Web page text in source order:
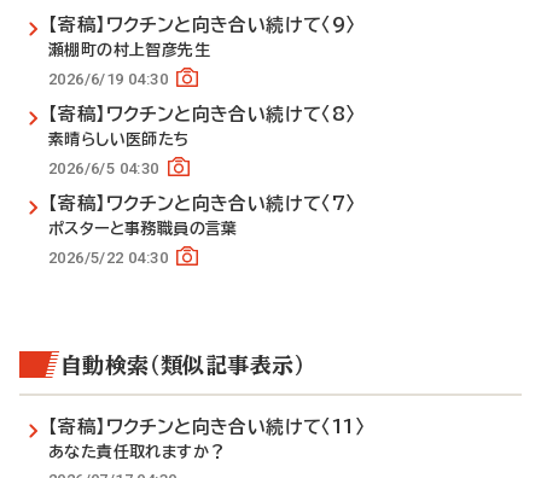
【寄稿】ワクチンと向き合い続けて〈9〉
瀬棚町の村上智彦先生
2026/6/19 04:30
【寄稿】ワクチンと向き合い続けて〈8〉
素晴らしい医師たち
2026/6/5 04:30
【寄稿】ワクチンと向き合い続けて〈7〉
ポスターと事務職員の言葉
2026/5/22 04:30
自動検索（類似記事表示）
【寄稿】ワクチンと向き合い続けて〈11〉
あなた責任取れますか？